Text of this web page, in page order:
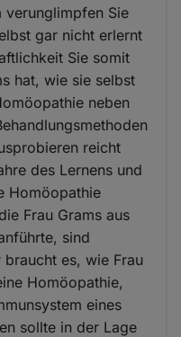
verunglimpfen Sie
gar nicht erlernt
Sie somit
hat, wie sie selbst
neben
reicht
des Lernens und
Homöopathie
Frau Grams aus
sind
es, wie Frau
Homöopathie,
eines
sollte in der Lage